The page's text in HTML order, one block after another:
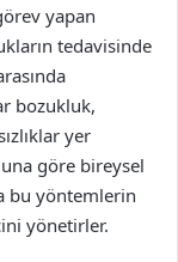
yapan
tedavisinde
bozukluk,
yer
göre bireysel
bu yöntemlerin
yönetirler.